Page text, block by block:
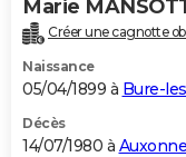
Marie
Créer une cagnotte
Naissance
05/04/1899 à Bure-
Décès
14/07/1980 à Auxonne